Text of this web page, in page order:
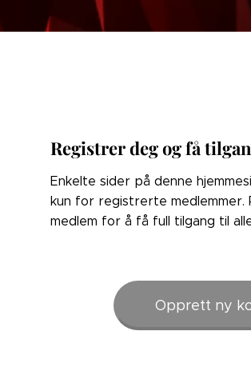
Registrer deg og få
Enkelte sider på denne
kun for registrerte medlemmer.
medlem for å få full tilgang til
Opprett ny